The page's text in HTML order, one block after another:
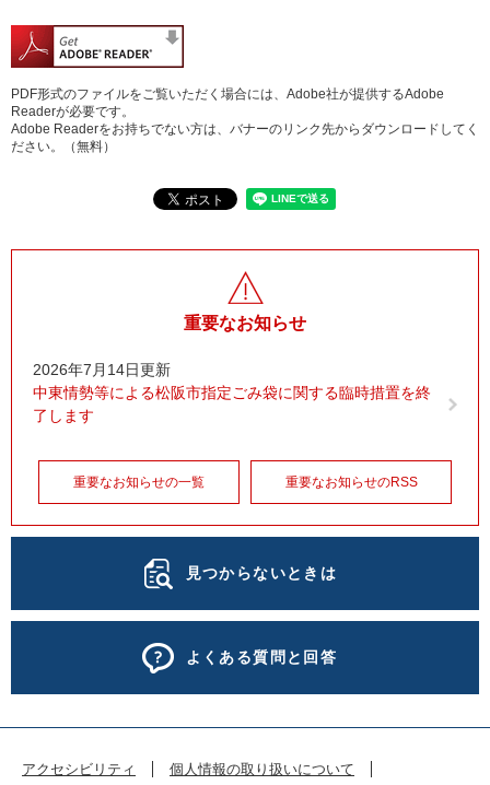
PDF形式のファイルをご覧いただく場合には、Adobe社が提供するAdobe
Readerが必要です。
Adobe Readerをお持ちでない方は、バナーのリンク先からダウンロードしてく
ださい。（無料）
重要なお知らせ
2026年7月14日更新
中東情勢等による松阪市指定ごみ袋に関する臨時措置を終
了します
重要なお知らせの一覧 重要なお知らせのRSS
見つからないときは
よくある質問と回答
アクセシビリティ 個人情報の取り扱いについて